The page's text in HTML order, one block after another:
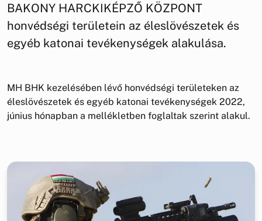
BAKONY HARCKIKÉPZŐ KÖZPONT
honvédségi területein az éleslövészetek és
egyéb katonai tevékenységek alakulása.
MH BHK kezelésében lévő honvédségi területeken az
éleslövészetek és egyéb katonai tevékenységek 2022,
június hónapban a mellékletben foglaltak szerint alakul.